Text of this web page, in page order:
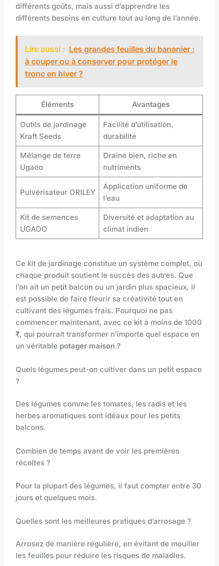
différents goûts, mais aussi d’apprendre les
différents besoins en culture tout au long de l’année.
Lire aussi : Les grandes feuilles du bananier :
à couper ou à conserver pour protéger le
tronc en hiver ?
Éléments Avantages
Outils de jardinage
Kraft Seeds
Facilité d’utilisation,
durabilité
Mélange de terre
Ugaoo
Draine bien, riche en
nutriments
Pulvérisateur ORILEY
Application uniforme de
l’eau
Kit de semences
UGAOO
Diversité et adaptation au
climat indien
Ce kit de jardinage constitue un système complet, où
chaque produit soutient le succès des autres. Que
l’on ait un petit balcon ou un jardin plus spacieux, il
est possible de faire fleurir sa créativité tout en
cultivant des légumes frais. Pourquoi ne pas
commencer maintenant, avec ce kit à moins de 1000
₹, qui pourrait transformer n’importe quel espace en
un véritable potager maison ?
Quels légumes peut-on cultiver dans un petit espace
?
Des légumes comme les tomates, les radis et les
herbes aromatiques sont idéaux pour les petits
balcons.
Combien de temps avant de voir les premières
récoltes ?
Pour la plupart des légumes, il faut compter entre 30
jours et quelques mois.
Quelles sont les meilleures pratiques d’arrosage ?
Arrosez de manière régulière, en évitant de mouiller
les feuilles pour réduire les risques de maladies.